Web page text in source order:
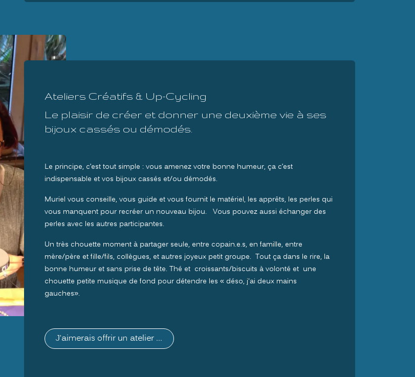
Ateliers Créatifs & Up-Cycling
Le plaisir de créer et donner une deuxième vie à ses
bijoux cassés ou démodés.
Le principe, c’est tout simple : vous amenez votre bonne humeur, ça c’est
indispensable et vos bijoux cassés et/ou démodés.
Muriel vous conseille, vous guide et vous fournit le matériel, les apprêts, les perles qui
vous manquent pour recréer un nouveau bijou. Vous pouvez aussi échanger des
perles avec les autres participantes.
Un très chouette moment à partager seule, entre copain.e.s, en famille, entre
mère/père et fille/fils, collègues, et autres joyeux petit groupe. Tout ça dans le rire, la
bonne humeur et sans prise de tête. Thé et croissants/biscuits à volonté et une
chouette petite musique de fond pour détendre les « déso, j'ai deux mains
gauches».
J'aimerais offrir un atelier ...